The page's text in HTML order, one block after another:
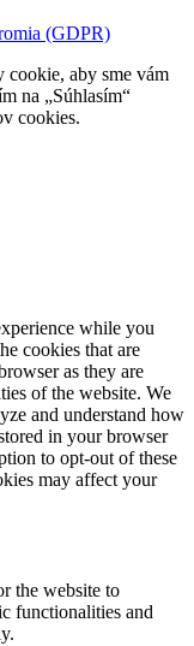
(GDPR)
cookie, aby sme vám
na „Súhlasím“
cookies.
while you
cookies that are
as they are
of the website. We
and understand how
in your browser
to opt-out of these
may affect your
the website to
functionalities and